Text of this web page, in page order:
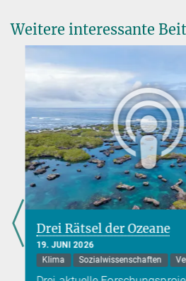
Weitere interessante
Gabelschwanzmöwen –
hoher See
18. JUNI 2026
Biodiversität
Verhaltensbiologie